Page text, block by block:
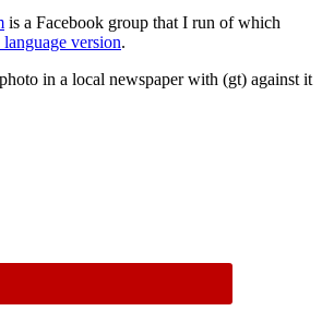
is a Facebook group that I run of which
version.
in a local newspaper with (gt) against it